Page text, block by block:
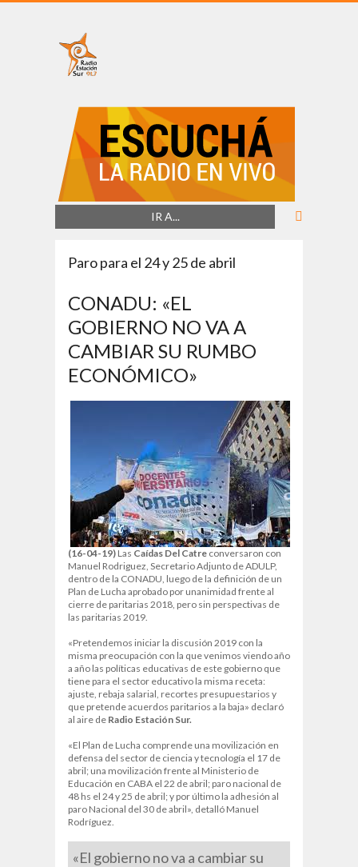
IR A...
Paro para el 24 y 25 de abril
CONADU: «EL
GOBIERNO NO VA A
CAMBIAR SU RUMBO
ECONÓMICO»
(16-04-19) Las Caídas Del Catre conversaron con
Manuel Rodriguez, Secretario Adjunto de ADULP,
dentro de la CONADU, luego de la definición de un
Plan de Lucha aprobado por unanimidad frente al
cierre de paritarias 2018, pero sin perspectivas de
las paritarias 2019.
«Pretendemos iniciar la discusión 2019 con la
misma preocupación con la que venimos viendo año
a año las políticas educativas de este gobierno que
tiene para el sector educativo la misma receta:
ajuste, rebaja salarial, recortes presupuestarios y
que pretende acuerdos paritarios a la baja» declaró
al aire de Radio Estación Sur.
«El Plan de Lucha comprende una movilización en
defensa del sector de ciencia y tecnología el 17 de
abril; una movilización frente al Ministerio de
Educación en CABA el 22 de abril; paro nacional de
48 hs el 24 y 25 de abril; y por último la adhesión al
paro Nacional del 30 de abril», detalló Manuel
Rodríguez.
«El gobierno no va a cambiar su